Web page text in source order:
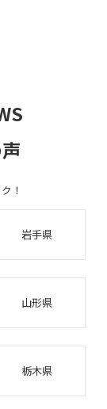
！
岩手県
山形県
栃木県